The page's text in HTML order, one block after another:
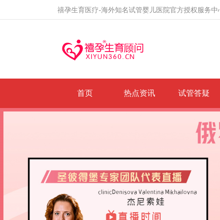
禧孕生育医疗-海外知名试管婴儿医院官方授权服务
首页 热点资讯 试管答疑